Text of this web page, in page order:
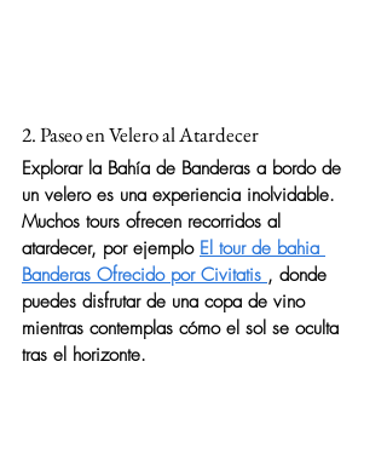
2. Paseo en Velero al Atardecer
Explorar la Bahía de Banderas a bordo de
un velero es una experiencia inolvidable.
Muchos tours ofrecen recorridos al
atardecer, por ejemplo El tour de bahia
Banderas Ofrecido por Civitatis , donde
puedes disfrutar de una copa de vino
mientras contemplas cómo el sol se oculta
tras el horizonte.